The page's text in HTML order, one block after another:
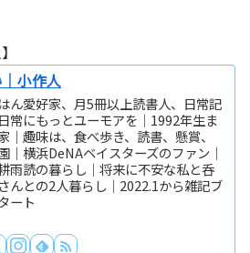
小作人
ん愛好家、月5冊以上読書人、日常記
常にもっとユーモアを｜1992年生ま
｜趣味は、食べ歩き、読書、懸賞、
｜横浜DeNAベイスターズのファン｜
雨読の暮らし｜将来に不安な私と呑
んとの2人暮らし｜2022.1から雑記ブ
ート